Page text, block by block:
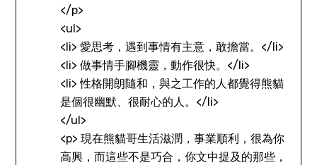
</p>
<ul>
<li> 愛思考，遇到事情有主意，敢擔當。</li>
<li> 做事情手腳機靈，動作很快。</li>
<li> 性格開朗隨和，與之工作的人都覺得熊貓
是個很幽默、很耐心的人。</li>
</ul>
<p> 現在熊貓哥生活滋潤，事業順利，很為你
高興，而這些不是巧合，你文中提及的那些，